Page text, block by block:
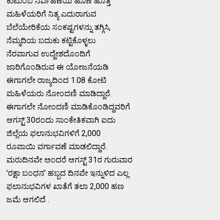
ಮಹಿಳೆಯರಿಗೆ ನಿತ್ಯ ಎದುರಾಗುವ
ಬೆಲೆಯೇರಿಕೆಯ ಸಂಕಷ್ಟಗಳನ್ನು ತಗ್ಗಿಸಿ,
ನೆಮ್ಮದಿಯ ಬದುಕು ಕಟ್ಟಿಕೊಳ್ಳಲು
ನೆರವಾಗುವ ಉದ್ದೇಶದೊಂದಿಗೆ
ಜಾರಿಗೊಂಡಿರುವ ಈ ಯೋಜನೆಯಡಿ
ಈಗಾಗಲೇ ರಾಜ್ಯದಿಂದ 1.08 ಕೋಟಿ
ಮಹಿಳೆಯರು ನೋಂದಣಿ ಮಾಡಿದ್ದಾರೆ.
ಈಗಾಗಲೇ ನೋಂದಣಿ ಮಾಡಿಕೊಂಡಿದ್ದವರಿಗೆ
ಆಗಸ್ಟ್ 30ರಂದು ಸಾಂಕೇತಿಕವಾಗಿ ಐದು
ಜಿಲ್ಲೆಯ ಫಲಾನುಭವಿಗಳಿಗೆ 2,000
ರೂಪಾಯಿ ವರ್ಗಾವಣೆ ಮಾಡಲಿದ್ದಾರೆ.
ಮರುದಿನವೇ ಅಂದರೆ ಆಗಸ್ಟ್ 31ರ ಗುರುವಾರ
'ರಕ್ಷಾ ಬಂಧನ' ಹಬ್ಬದ ದಿನವೇ ಇನ್ನುಳಿದ ಎಲ್ಲ
ಫಲಾನುಭವಿಗಳ ಖಾತೆಗೆ ತಲಾ 2,000 ಹಣ
ಜಮೆ ಆಗಲಿದೆ .